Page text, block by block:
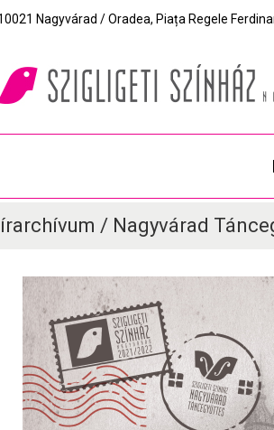
Nagyvárad / Oradea, Piața Regele
/ Nagyvárad